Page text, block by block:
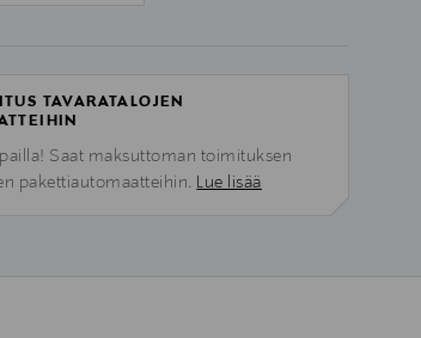
TAVARATALOJEN
Saat maksuttoman toimituksen
pakettiautomaatteihin. Lue lisää